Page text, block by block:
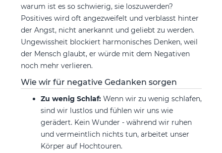
warum ist es so schwierig, sie loszuwerden?
Positives wird oft angezweifelt und verblasst hinter
der Angst, nicht anerkannt und geliebt zu werden.
Ungewissheit blockiert harmonisches Denken, weil
der Mensch glaubt, er würde mit dem Negativen
noch mehr verlieren.
Wie wir für negative Gedanken sorgen
Zu wenig Schlaf: Wenn wir zu wenig schlafen,
sind wir lustlos und fühlen wir uns wie
gerädert. Kein Wunder - während wir ruhen
und vermeintlich nichts tun, arbeitet unser
Körper auf Hochtouren.